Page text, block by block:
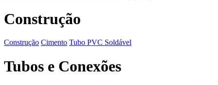
Construção
Construção Cimento Tubo PVC Soldável
Tubos e Conexões